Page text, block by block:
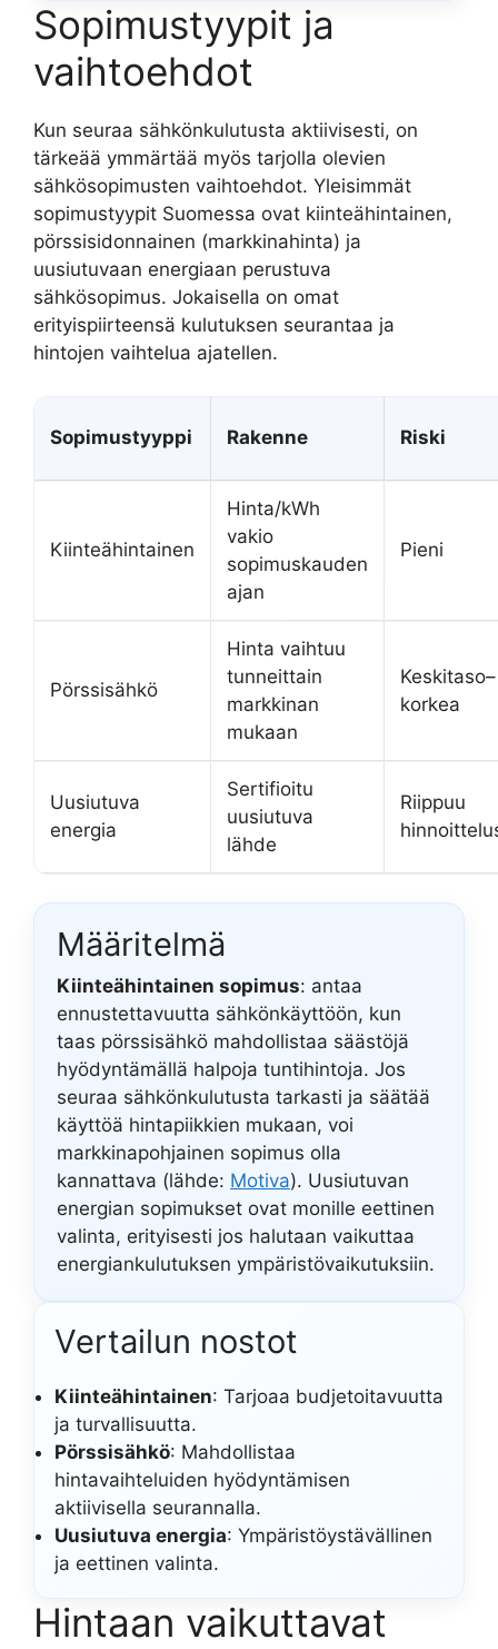
Sopimustyypit ja
vaihtoehdot
Kun seuraa sähkönkulutusta aktiivisesti, on
tärkeää ymmärtää myös tarjolla olevien
sähkösopimusten vaihtoehdot. Yleisimmät
sopimustyypit Suomessa ovat kiinteähintainen,
pörssisidonnainen (markkinahinta) ja
uusiutuvaan energiaan perustuva
sähkösopimus. Jokaisella on omat
erityispiirteensä kulutuksen seurantaa ja
hintojen vaihtelua ajatellen.
Sopimustyyppi Rakenne Riski
Kiinteähintainen
Hinta/kWh
vakio
sopimuskauden
ajan
Pieni
Pörssisähkö
Hinta vaihtuu
tunneittain
markkinan
mukaan
Keskitaso–
korkea
Uusiutuva
energia
Sertifioitu
uusiutuva
lähde
Riippuu
Määritelmä
Kiinteähintainen sopimus: antaa
ennustettavuutta sähkönkäyttöön, kun
taas pörssisähkö mahdollistaa säästöjä
hyödyntämällä halpoja tuntihintoja. Jos
seuraa sähkönkulutusta tarkasti ja säätää
käyttöä hintapiikkien mukaan, voi
markkinapohjainen sopimus olla
kannattava (lähde: Motiva). Uusiutuvan
energian sopimukset ovat monille eettinen
valinta, erityisesti jos halutaan vaikuttaa
energiankulutuksen ympäristövaikutuksiin.
Vertailun nostot
Kiinteähintainen: Tarjoaa budjetoitavuutta
ja turvallisuutta.
Pörssisähkö: Mahdollistaa
hintavaihteluiden hyödyntämisen
aktiivisella seurannalla.
Uusiutuva energia: Ympäristöystävällinen
ja eettinen valinta.
Hintaan vaikuttavat